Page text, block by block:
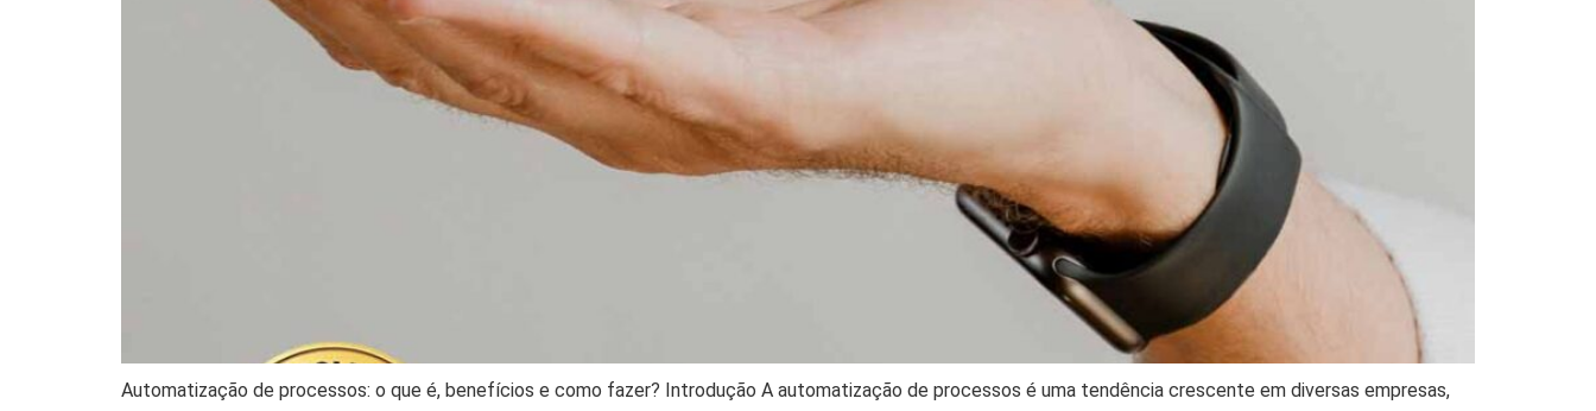
Automatização de processos: o que é, benefícios e como fazer? Introdução A automatização de processos é uma tendência crescente em diversas empresas,